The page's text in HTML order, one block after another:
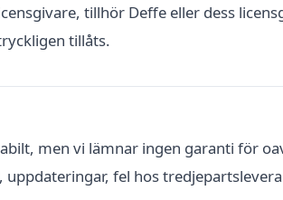
tillhör Deffe eller dess
tillåts.
men vi lämnar ingen garanti för
fel hos